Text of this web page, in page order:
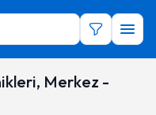
Merkez -